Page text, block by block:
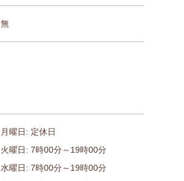
無
月曜日: 定休日
火曜日: 7時00分～19時00分
水曜日: 7時00分～19時00分